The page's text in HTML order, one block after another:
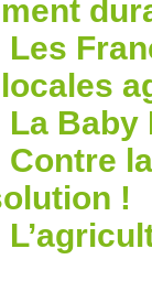
Les
La Baby
Contre
!